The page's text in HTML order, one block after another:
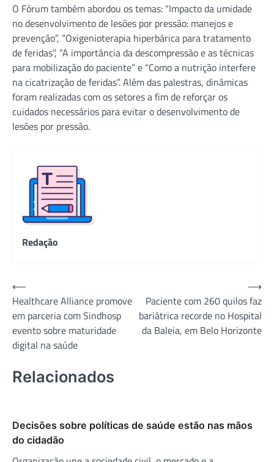
O Fórum também abordou os temas: “Impacto da umidade
no desenvolvimento de lesões por pressão: manejos e
prevenção”, “Oxigenioterapia hiperbárica para tratamento
de feridas”, “A importância da descompressão e as técnicas
para mobilização do paciente” e “Como a nutrição interfere
na cicatrização de feridas”. Além das palestras, dinâmicas
foram realizadas com os setores a fim de reforçar os
cuidados necessários para evitar o desenvolvimento de
lesões por pressão.
Redação
Navegação
de
Post
⟵
Healthcare Alliance promove
em parceria com Sindhosp
evento sobre maturidade
digital na saúde
Paciente com 260 quilos faz
bariátrica recorde no Hospital
da Baleia, em Belo Horizonte
⟶
Relacionados
Decisões sobre políticas de saúde estão nas mãos
do cidadão